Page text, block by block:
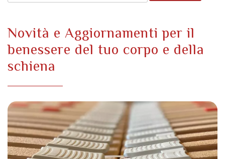
Novità e Aggiornamenti per il
benessere del tuo corpo e della
schiena